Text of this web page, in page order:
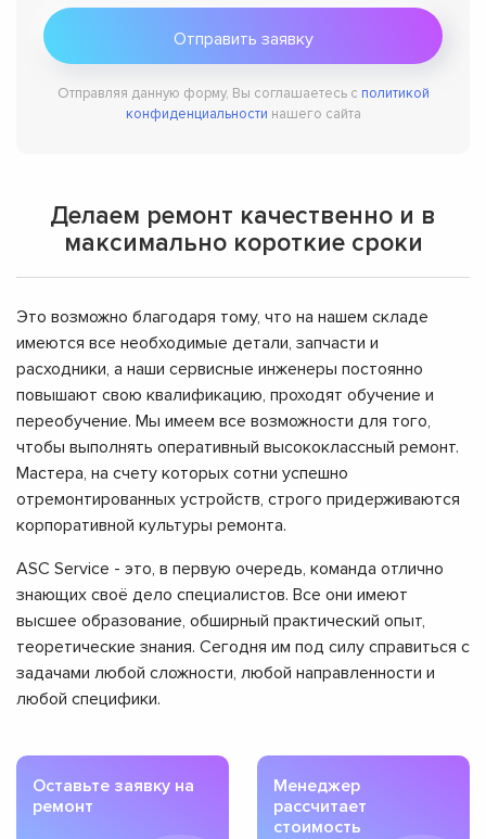
Отправляя данную форму, Вы соглашаетесь с политикой
конфиденциальности нашего сайта
Делаем ремонт качественно и в
максимально короткие сроки
Это возможно благодаря тому, что на нашем складе
имеются все необходимые детали, запчасти и
расходники, а наши сервисные инженеры постоянно
повышают свою квалификацию, проходят обучение и
переобучение. Мы имеем все возможности для того,
чтобы выполнять оперативный высококлассный ремонт.
Мастера, на счету которых сотни успешно
отремонтированных устройств, строго придерживаются
корпоративной культуры ремонта.
ASC Service - это, в первую очередь, команда отлично
знающих своё дело специалистов. Все они имеют
высшее образование, обширный практический опыт,
теоретические знания. Сегодня им под силу справиться с
задачами любой сложности, любой направленности и
любой специфики.
Оставьте заявку на
ремонт
Менеджер
рассчитает
стоимость